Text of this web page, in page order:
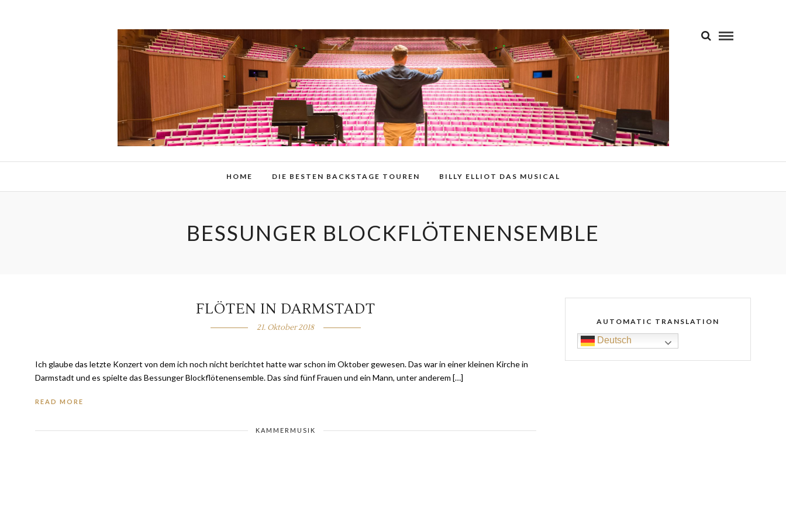
HOME DIE BESTEN BACKSTAGE TOUREN BILLY ELLIOT DAS MUSICAL
BESSUNGER BLOCKFLÖTENENSEMBLE
FLÖTEN IN DARMSTADT
21. Oktober 2018
Ich glaube das letzte Konzert von dem ich noch nicht berichtet hatte war schon im Oktober gewesen. Das war in einer kleinen Kirche in
Darmstadt und es spielte das Bessunger Blockflötenensemble. Das sind fünf Frauen und ein Mann, unter anderem […]
READ MORE
KAMMERMUSIK
AUTOMATIC TRANSLATION
Deutsch